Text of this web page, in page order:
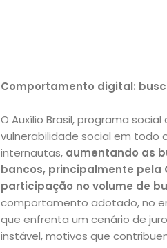
Filhos
Notícias
Opinião
Pets
Receitas
Saúde
Comportamento digital:
O Auxílio Brasil, programa
vulnerabilidade social em
internautas, aumentando as
bancos, principalmente pela
participação no volume de
comportamento adotado, no
que enfrenta um cenário de
instável, motivos que